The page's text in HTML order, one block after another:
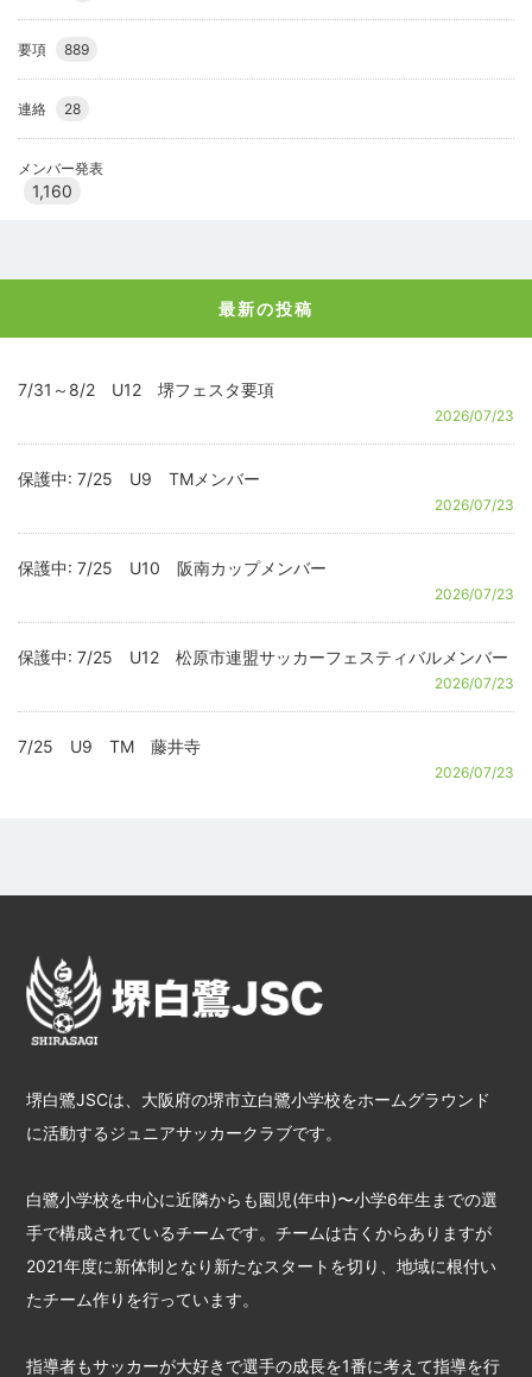
要項 889
連絡 28
メンバー発表
1,160
最新の投稿
7/31～8/2 U12 堺フェスタ要項
2026/07/23
保護中: 7/25 U9 TMメンバー
2026/07/23
保護中: 7/25 U10 阪南カップメンバー
2026/07/23
保護中: 7/25 U12 松原市連盟サッカーフェスティバルメンバー
2026/07/23
7/25 U9 TM 藤井寺
2026/07/23
堺白鷺JSCは、大阪府の堺市立白鷺小学校をホームグラウンド
に活動するジュニアサッカークラブです。
白鷺小学校を中心に近隣からも園児(年中)〜小学6年生までの選
手で構成されているチームです。チームは古くからありますが
2021年度に新体制となり新たなスタートを切り、地域に根付い
たチーム作りを行っています。
指導者もサッカーが大好きで選手の成長を1番に考えて指導を行